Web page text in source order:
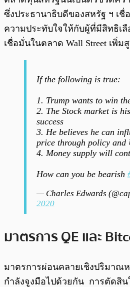
ซึ่งประธานาธิบดีของสหรัฐ ฯ เชื่
ความประทับใจให้กับผู้ที่มีสิทธิเ
เชื่อมั่นในตลาด Wall Street เพิ่ม
If the following is true:
1. Trump wants to win
2. The Stock market is
success
3. He believes he can
price through policy and
4. Money supply will
How can you be bearish
— Charles Edwards
2020
มาตรการ QE และ
มาตรการผ่อนคลายเชิงปริมาณห
กำลังจูงมือไปด้วยกัน การตัดสิน